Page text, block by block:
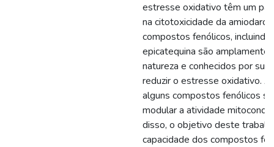
estresse oxidativo têm um
na citotoxicidade da
compostos fenólicos, incluindo
epicatequina são amplamente
natureza e conhecidos por sua
reduzir o estresse oxidativo.
alguns compostos fenólicos
modular a atividade
disso, o objetivo deste
capacidade dos compostos